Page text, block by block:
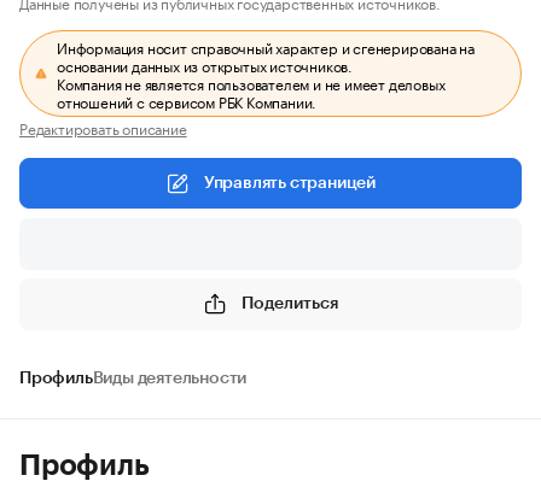
Информация носит справочный характер и сгенерирована на
основании данных из открытых источников.
Компания не является пользователем и не имеет деловых
отношений с сервисом РБК Компании.
Редактировать описание
Управлять страницей
Поделиться
ПрофильВиды деятельности
Профиль